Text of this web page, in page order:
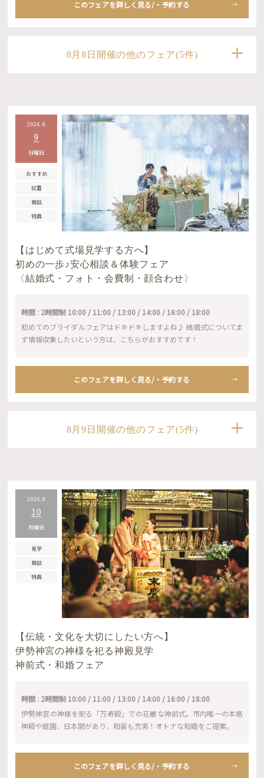
このフェアを詳しく見る/・予約する
8月8日開催の他のフェア(5件)
2026.8
9
日曜日
おすすめ
試着
相談
特典
【はじめて式場見学する方へ】
初めの一歩♪安心相談＆体験フェア
〈結婚式・フォト・会費制・顔合わせ〉
時間 : 2時間制 10:00 / 11:00 / 13:00 / 14:00 / 16:00 / 18:00
初めてのブライダルフェアはドキドキしますよね♪ 結婚式についてま
ず情報収集したいという方は、こちらがおすすめです！
このフェアを詳しく見る/・予約する
8月9日開催の他のフェア(5件)
2026.8
10
月曜日
見学
相談
特典
【伝統・文化を大切にしたい方へ】
伊勢神宮の神様を祀る神殿見学
神前式・和婚フェア
時間 : 2時間制 10:00 / 11:00 / 13:00 / 14:00 / 16:00 / 18:00
伊勢神宮の神様を祀る「万寿殿」での荘厳な神前式。市内唯一の本格
神殿や庭園、日本間があり、和装も充実！オトナな和婚をご提案。
このフェアを詳しく見る/・予約する